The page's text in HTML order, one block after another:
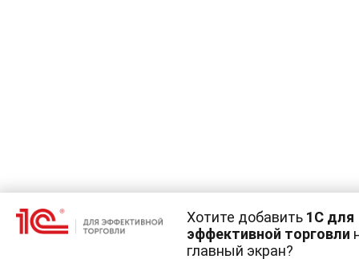
Хотите добавить 1С для
эффективной торговли
главный экран?